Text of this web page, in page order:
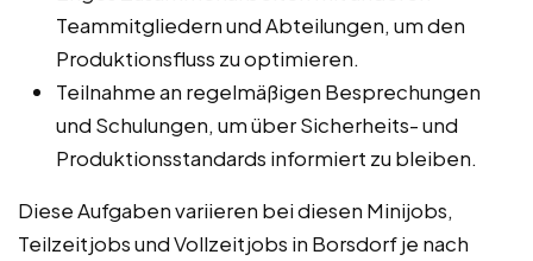
Teammitgliedern und Abteilungen, um den
Produktionsfluss zu optimieren.
Teilnahme an regelmäßigen Besprechungen
und Schulungen, um über Sicherheits- und
Produktionsstandards informiert zu bleiben.
Diese Aufgaben variieren bei diesen Minijobs,
Teilzeitjobs und Vollzeitjobs in Borsdorf je nach